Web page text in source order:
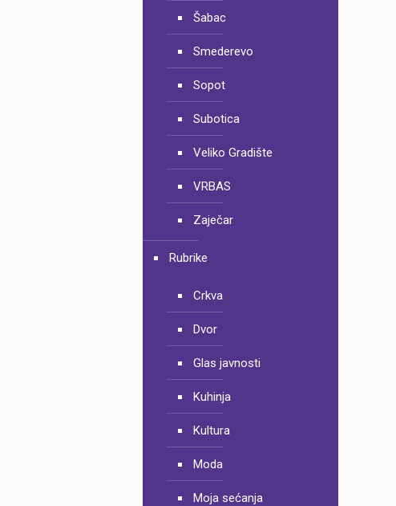
Šabac
Smederevo
Sopot
Subotica
Veliko Gradište
VRBAS
Zaječar
Rubrike
Crkva
Dvor
Glas javnosti
Kuhinja
Kultura
Moda
Moja sećanja